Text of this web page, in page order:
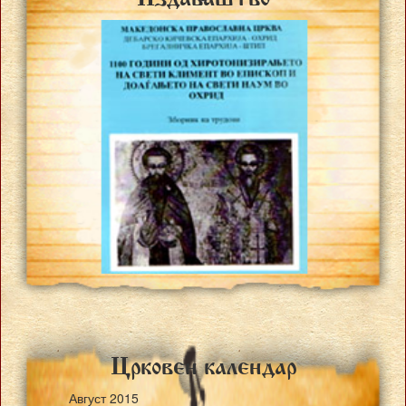
Crkoven kalendar
Август 2015